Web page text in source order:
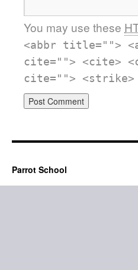
You may use these
<abbr title="">
cite=""> <cite>
cite=""> <strike>
Parrot School